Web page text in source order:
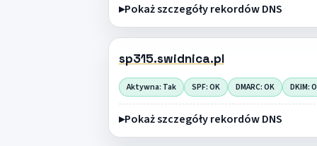
Pokaż szczegóły rekordów DNS
sp315.swidnica.pl
Aktywna: Tak SPF: OK DMARC: OK DKIM:
Pokaż szczegóły rekordów DNS